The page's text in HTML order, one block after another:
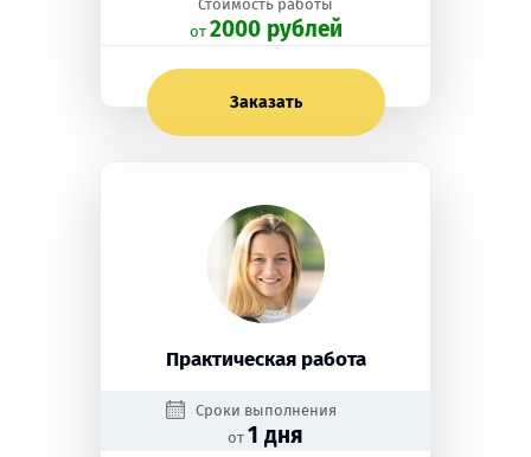
Стоимость работы
oт 2000 рублей
Заказать
Практическая работа
Сроки выполнения
от 1 дня